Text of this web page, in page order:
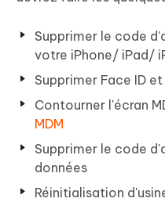
Supprimer le code
votre iPhone/ iPad/
Supprimer Face ID
Contourner l'écran
MDM
Supprimer le code
données
Réinitialisation